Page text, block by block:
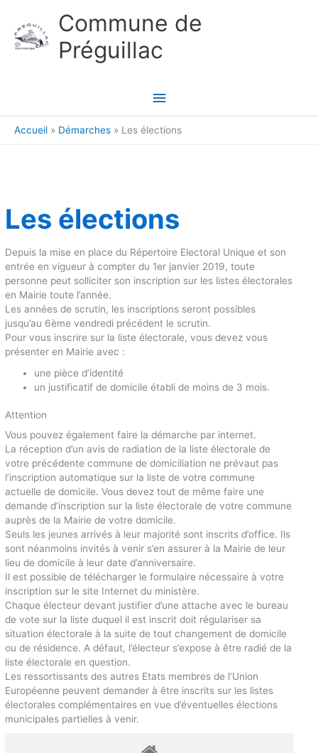
Commune de
Préguillac
Menu
principal
Accueil Démarches Les élections
Les élections
Depuis la mise en place du Répertoire Electoral Unique et son
entrée en vigueur à compter du 1er janvier 2019, toute
personne peut solliciter son inscription sur les listes électorales
en Mairie toute l’année.
Les années de scrutin, les inscriptions seront possibles
jusqu’au 6ème vendredi précédent le scrutin.
Pour vous inscrire sur la liste électorale, vous devez vous
présenter en Mairie avec :
une pièce d’identité
un justificatif de domicile établi de moins de 3 mois.
Attention
Vous pouvez également faire la démarche par internet.
La réception d’un avis de radiation de la liste électorale de
votre précédente commune de domiciliation ne prévaut pas
l’inscription automatique sur la liste de votre commune
actuelle de domicile. Vous devez tout de même faire une
demande d’inscription sur la liste électorale de votre commune
auprès de la Mairie de votre domicile.
Seuls les jeunes arrivés à leur majorité sont inscrits d’office. Ils
sont néanmoins invités à venir s’en assurer à la Mairie de leur
lieu de domicile à leur date d’anniversaire.
Il est possible de télécharger le formulaire nécessaire à votre
inscription sur le site Internet du ministère.
Chaque électeur devant justifier d’une attache avec le bureau
de vote sur la liste duquel il est inscrit doit régulariser sa
situation électorale à la suite de tout changement de domicile
ou de résidence. A défaut, l’électeur s’expose à être radié de la
liste électorale en question.
Les ressortissants des autres Etats membres de l’Union
Européenne peuvent demander à être inscrits sur les listes
électorales complémentaires en vue d’éventuelles élections
municipales partielles à venir.